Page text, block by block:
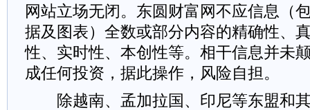
网站立场无闭。东圆财富网不应信息（
据及图表）全数或部分内容的精确性、
性、实时性、本创性等。相干信息并未
成任何投资，据此操作，风险自担。
除越南、孟加拉国、印尼等东盟和其